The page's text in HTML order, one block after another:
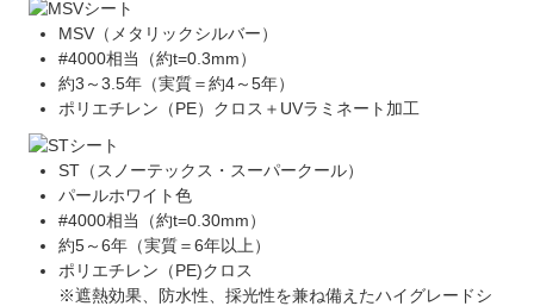
MSV（メタリックシルバー）
#4000相当（約t=0.3mm）
約3～3.5年（実質＝約4～5年）
ポリエチレン（PE）クロス＋UVラミネート加工
ST（スノーテックス・スーパークール）
パールホワイト色
#4000相当（約t=0.30mm）
約5～6年（実質＝6年以上）
ポリエチレン（PE)クロス
※遮熱効果、防水性、採光性を兼ね備えたハイグレードシ